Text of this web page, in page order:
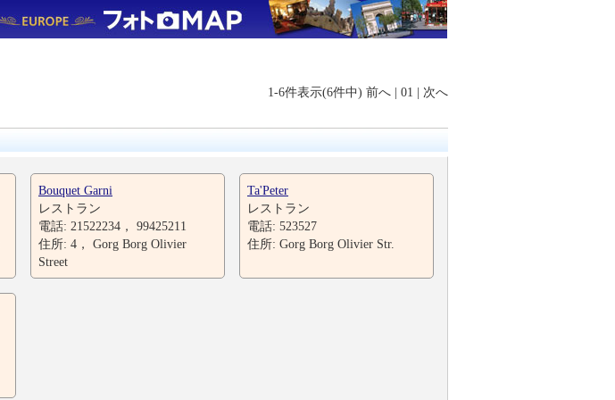
1-6件表示(6件中) 前へ | 01 | 次へ
Bouquet Garni
レストラン
電話: 21522234， 99425211
住所: 4， Gorg Borg Olivier
Street
Ta'Peter
レストラン
電話: 523527
住所: Gorg Borg Olivier Str.